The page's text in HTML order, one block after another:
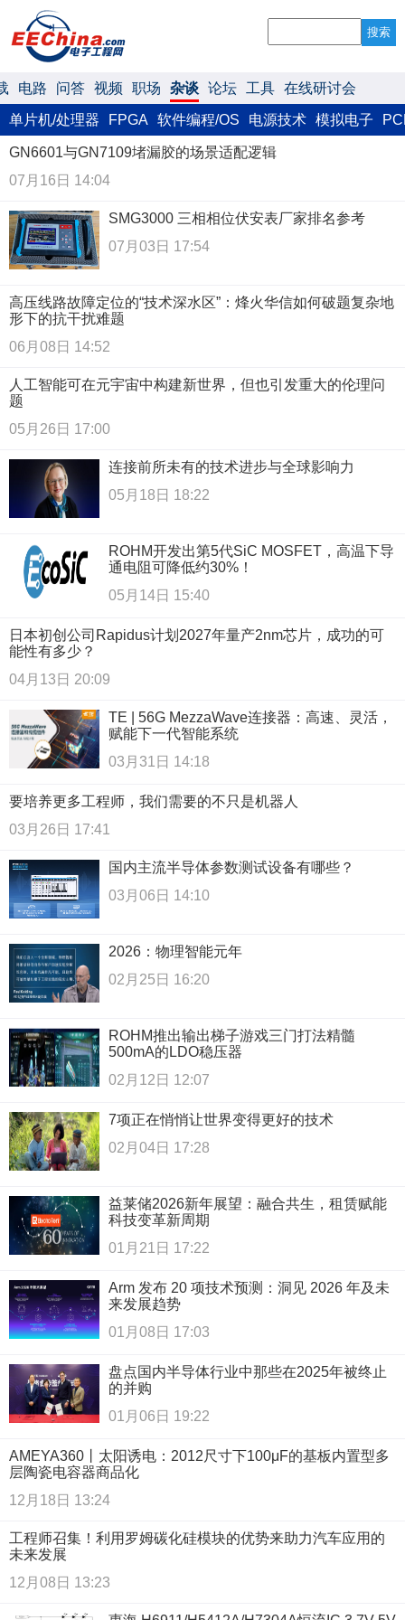
搜索
电路 问答 视频 职场 杂谈 论坛 工具 在线研讨会
单片机/处理器 FPGA 软件编程/OS 电源技术 模拟电子
GN6601与GN7109堵漏胶的场景适配逻辑
07月16日 14:04
SMG3000 三相相位伏安表厂家排名参考
07月03日 17:54
高压线路故障定位的“技术深水区”：烽火华信如何破题复杂地
形下的抗干扰难题
06月08日 14:52
人工智能可在元宇宙中构建新世界，但也引发重大的伦理问
题
05月26日 17:00
连接前所未有的技术进步与全球影响力
05月18日 18:22
ROHM开发出第5代SiC MOSFET，高温下导
通电阻可降低约30%！
05月14日 15:40
日本初创公司Rapidus计划2027年量产2nm芯片，成功的可
能性有多少？
04月13日 20:09
TE | 56G MezzaWave连接器：高速、灵活，
赋能下一代智能系统
03月31日 14:18
要培养更多工程师，我们需要的不只是机器人
03月26日 17:41
国内主流半导体参数测试设备有哪些？
03月06日 14:10
2026：物理智能元年
02月25日 16:20
ROHM推出输出梯子游戏三门打法精髓
500mA的LDO稳压器
02月12日 12:07
7项正在悄悄让世界变得更好的技术
02月04日 17:28
益莱储2026新年展望：融合共生，租赁赋能
科技变革新周期
01月21日 17:22
Arm 发布 20 项技术预测：洞见 2026 年及未
来发展趋势
01月08日 17:03
盘点国内半导体行业中那些在2025年被终止
的并购
01月06日 19:22
AMEYA360丨太阳诱电：2012尺寸下100μF的基板内置型多
层陶瓷电容器商品化
12月18日 13:24
工程师召集！利用罗姆碳化硅模块的优势来助力汽车应用的
未来发展
12月08日 13:23